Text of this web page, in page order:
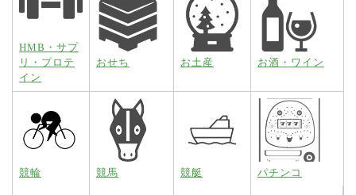
HMB・サプ
リ・プロテ
イン
おせち お土産 お酒・ワイン
競輪 競馬 競艇 パチンコ